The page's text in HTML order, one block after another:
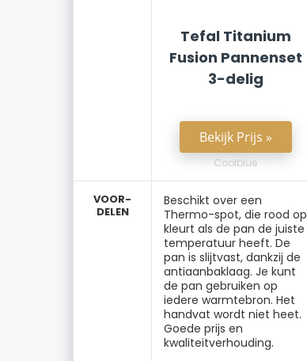
VOOR-
DELEN
Tefal Titanium
Fusion Pannenset
3-delig
Bekijk Prijs »
Coolblue
Beschikt over een
Thermo-spot, die rood op
kleurt als de pan de juiste
temperatuur heeft. De
pan is slijtvast, dankzij de
antiaanbaklaag. Je kunt
de pan gebruiken op
iedere warmtebron. Het
handvat wordt niet heet.
Goede prijs en
kwaliteitverhouding.